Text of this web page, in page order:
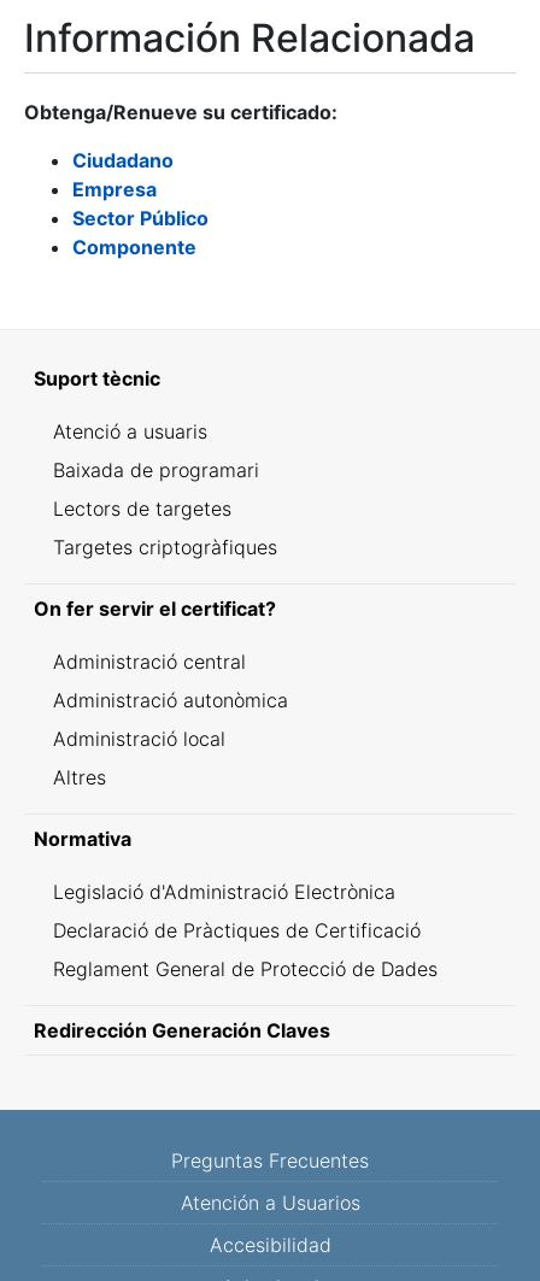
Información Relacionada
Obtenga/Renueve su certificado:
Ciudadano
Empresa
Sector Público
Componente
Suport tècnic
Atenció a usuaris
Baixada de programari
Lectors de targetes
Targetes criptogràfiques
On fer servir el certificat?
Administració central
Administració autonòmica
Administració local
Altres
Normativa
Legislació d'Administració Electrònica
Declaració de Pràctiques de Certificació
Reglament General de Protecció de Dades
Redirección Generación Claves
Preguntas Frecuentes
Atención a Usuarios
Accesibilidad